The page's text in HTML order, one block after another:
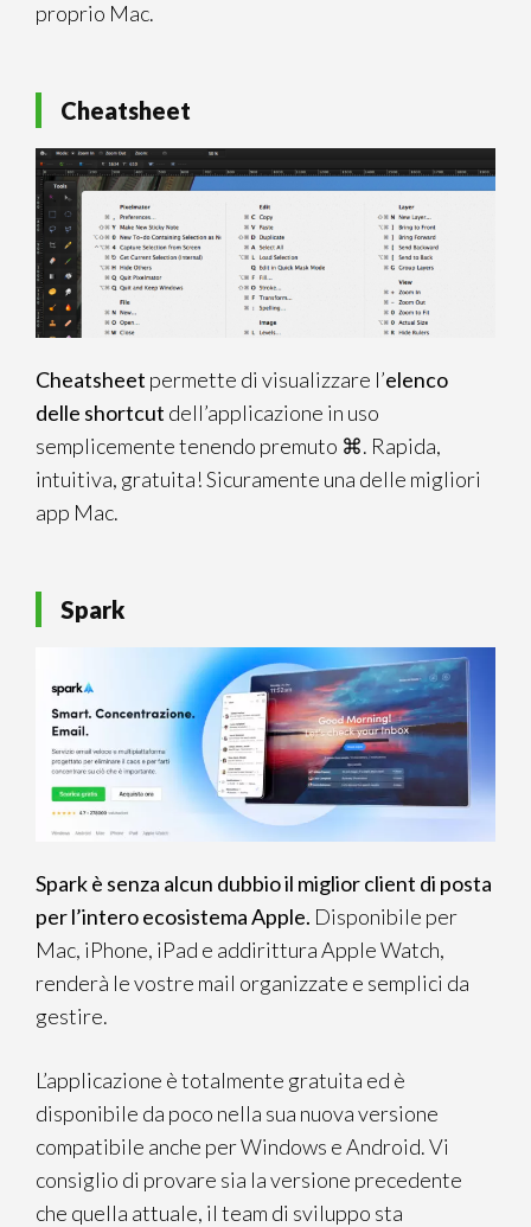
proprio Mac.
Cheatsheet
Cheatsheet permette di visualizzare l’elenco
delle shortcut dell’applicazione in uso
semplicemente tenendo premuto ⌘. Rapida,
intuitiva, gratuita! Sicuramente una delle migliori
app Mac.
Spark
Spark è senza alcun dubbio il miglior client di posta
per l’intero ecosistema Apple. Disponibile per
Mac, iPhone, iPad e addirittura Apple Watch,
renderà le vostre mail organizzate e semplici da
gestire.
L’applicazione è totalmente gratuita ed è
disponibile da poco nella sua nuova versione
compatibile anche per Windows e Android. Vi
consiglio di provare sia la versione precedente
che quella attuale, il team di sviluppo sta